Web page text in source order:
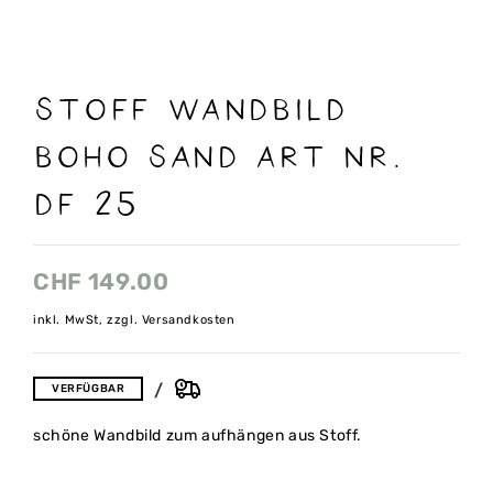
Stoff Wandbild
boho SAND art nr.
Df 25
CHF 149.00
inkl. MwSt, zzgl. Versandkosten
VERFÜGBAR
schöne Wandbild zum aufhängen aus Stoff.